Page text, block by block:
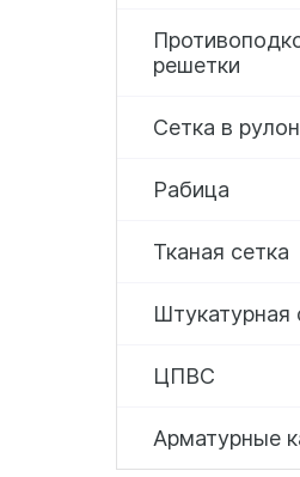
решетки
Сетка в
Рабица
Тканая сетка
Штукатурная
ЦПВС
Арматурные